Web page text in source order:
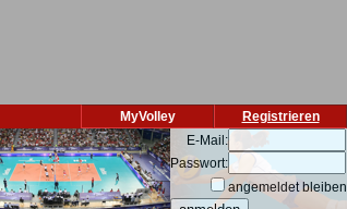
Registrieren
MyVolley
E-Mail:
Passwort:
angemeldet bleiben